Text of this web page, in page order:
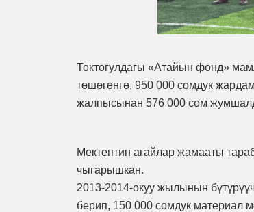
Токтогулдагы «Атайын фонд»
төшөгөнгө, 950 000 сомдук
жалпысынан 576 000 сом
Мектептин агайлар жамааты
чыгарышкан.
2013-2014-окуу жылынын
берип, 150 000 сомдук материал